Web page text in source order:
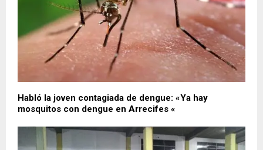
Habló la joven contagiada de dengue: «Ya hay
mosquitos con dengue en Arrecifes «